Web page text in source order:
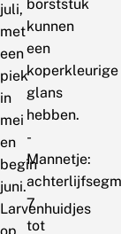
juli,
met
een
piek
in
mei
en
begin
juni.
Larvenhuidjes
borststuk
kunnen
een
koperkleurige
glans
hebben.
-
Mannetje:
7
tot